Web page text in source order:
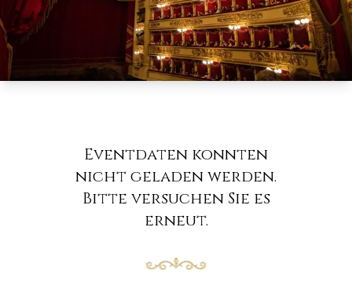
Eventdaten konnten
nicht geladen werden.
Bitte versuchen Sie es
erneut.